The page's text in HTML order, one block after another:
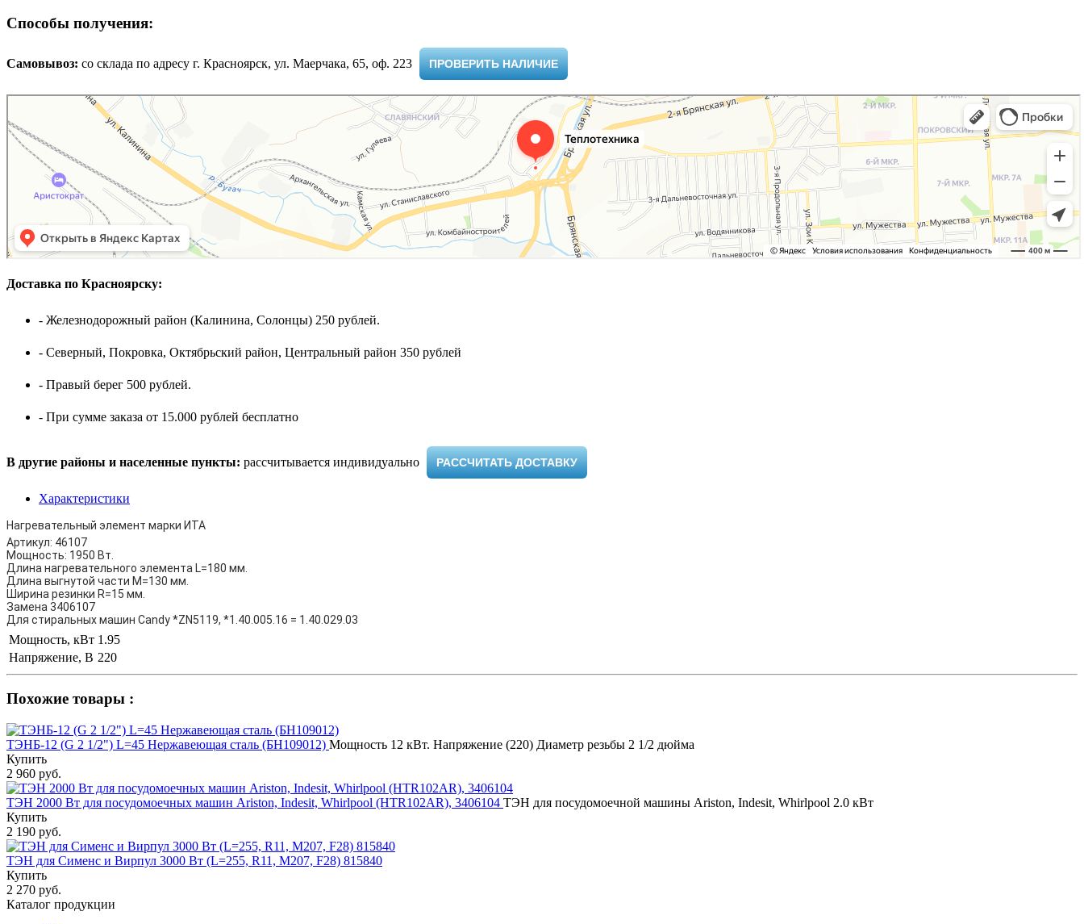
Способы получения:
Самовывоз: cо склада по адресу г. Красноярск, ул. Маерчака, 65, оф. 223 ​ ПРОВЕРИТЬ НАЛИЧИЕ
Доставка по Красноярску:
- Железнодорожный район (Калинина, Солонцы) 250 рублей.
- Северный, Покровка, Октябрьский район, Центральный район 350 рублей
- Правый берег 500 рублей.
- При сумме заказа от 15.000 рублей бесплатно
В другие районы и населенные пункты: рассчитывается индивидуально ​ РАССЧИТАТЬ ДОСТАВКУ
Характеристики
Нагревательный элемент марки ИТА
Артикул: 46107
Мощность: 1950 Вт.
Длина нагревательного элемента L=180 мм.
Длина выгнутой части M=130 мм.
Ширина резинки R=15 мм.
Замена 3406107
Для стиральных машин Candy *ZN5119, *1.40.005.16 = 1.40.029.03
Мощность, кВт 1.95
Напряжение, В 220
Похожие товары :
ТЭНБ-12 (G 2 1/2") L=45 Нержавеющая сталь (БН109012) Мощность 12 кВт. Напряжение (220) Диаметр резьбы 2 1/2 дюйма
Купить
2 960 руб.
ТЭН 2000 Вт для посудомоечных машин Ariston, Indesit, Whirlpool (HTR102AR), 3406104 ТЭН для посудомоечной машины Ariston, Indesit, Whirlpool 2.0 кВт
Купить
2 190 руб.
ТЭН для Сименс и Вирпул 3000 Вт (L=255, R11, M207, F28) 815840
Купить
2 270 руб.
Каталог продукции